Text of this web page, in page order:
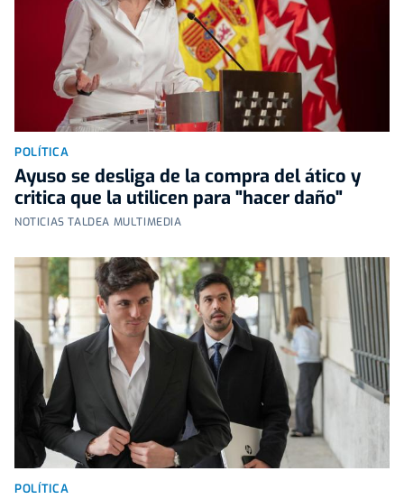
POLÍTICA
Ayuso se desliga de la compra del ático y
critica que la utilicen para "hacer daño"
NOTICIAS TALDEA MULTIMEDIA
POLÍTICA